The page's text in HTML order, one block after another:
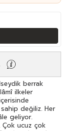
berrak
ilkeler
değiliz. Her
geliyor.
Çok ucuz çok